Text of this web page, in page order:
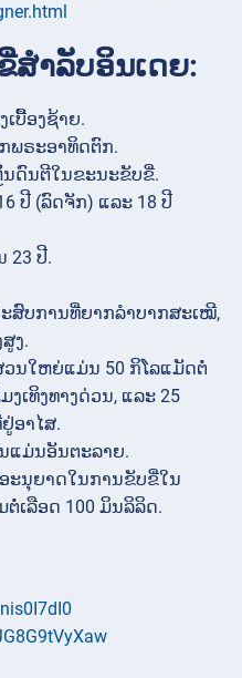
ສຳລັບອິນເດຍ:
ເບື້ອງຊ້າຍ.
ພຣະອາທິດຕົກ.
ດົນຕີໃນຂະນະຂັບຂີ່.
ປີ (ລົດຈັກ) ແລະ 18 ປີ
23 ປີ.
ສົບການທີ່ຍາກລຳບາກສະເໝີ,
ງ.
ນໃຫຍ່ແມ່ນ 50 ກິໂລແມັດຕໍ່
ງເທິງທາງດ່ວນ, ແລະ 25
ອາໄສ.
ແມ່ນອັນຕະລາຍ.
ະນຸຍາດໃນການຂັບຂີ່ໃນ
ເລືອດ 100 ມິນລິລິດ.